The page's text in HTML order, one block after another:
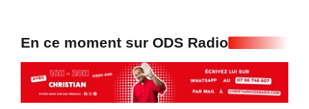
En ce moment sur ODS Radio